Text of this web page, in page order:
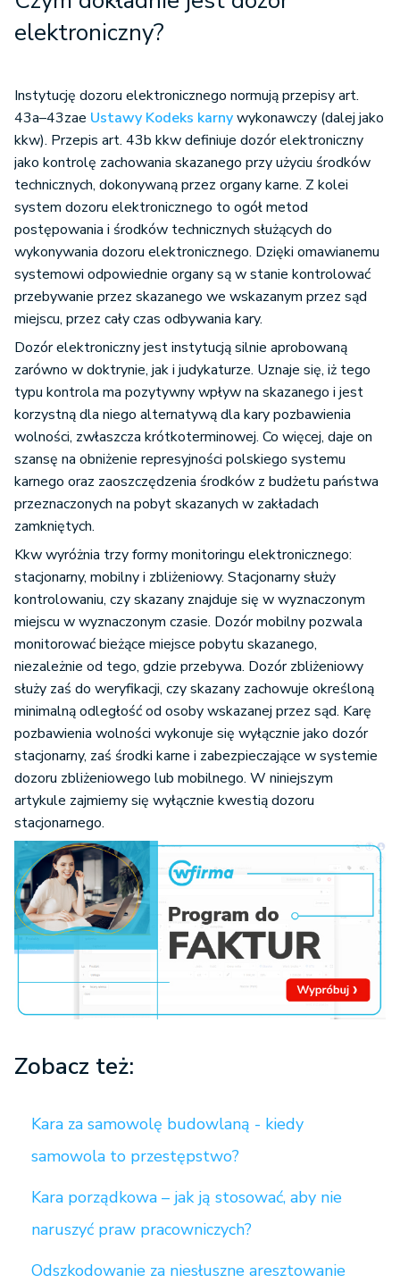
elektroniczny?
Instytucję dozoru elektronicznego normują przepisy art.
43a–43zae Ustawy Kodeks karnywykonawczy (dalej jako
kkw). Przepis art. 43b kkw definiuje dozór elektroniczny
jako kontrolę zachowania skazanego przy użyciu środków
technicznych, dokonywaną przez organy karne. Z kolei
system dozoru elektronicznego to ogół metod
postępowania i środków technicznych służących do
wykonywania dozoru elektronicznego. Dzięki omawianemu
systemowi odpowiednie organy są w stanie kontrolować
przebywanie przez skazanego we wskazanym przez sąd
miejscu, przez cały czas odbywania kary.
Dozór elektroniczny jest instytucją silnie aprobowaną
zarówno w doktrynie, jak i judykaturze. Uznaje się, iż tego
typu kontrola ma pozytywny wpływ na skazanego i jest
korzystną dla niego alternatywą dla kary pozbawienia
wolności, zwłaszcza krótkoterminowej. Co więcej, daje on
szansę na obniżenie represyjności polskiego systemu
karnego oraz zaoszczędzenia środków z budżetu państwa
przeznaczonych na pobyt skazanych w zakładach
zamkniętych.
Kkw wyróżnia trzy formy monitoringu elektronicznego:
stacjonarny, mobilny i zbliżeniowy. Stacjonarny służy
kontrolowaniu, czy skazany znajduje się w wyznaczonym
miejscu w wyznaczonym czasie. Dozór mobilny pozwala
monitorować bieżące miejsce pobytu skazanego,
niezależnie od tego, gdzie przebywa. Dozór zbliżeniowy
służy zaś do weryfikacji, czy skazany zachowuje określoną
minimalną odległość od osoby wskazanej przez sąd. Karę
pozbawienia wolności wykonuje się wyłącznie jako dozór
stacjonarny, zaś środki karne i zabezpieczające w systemie
dozoru zbliżeniowego lub mobilnego. W niniejszym
artykule zajmiemy się wyłącznie kwestią dozoru
stacjonarnego.
Zobacz też:
Kara za samowolę budowlaną - kiedy
samowola to przestępstwo?
Kara porządkowa – jak ją stosować, aby nie
naruszyć praw pracowniczych?
Odszkodowanie za niesłuszne aresztowanie